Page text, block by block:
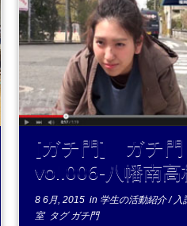
...続
[ガチ門] ガチ門
vol.006-八幡南高
8 6月, 2015 in 学生の活動紹介/ 入
室 タグガチ門